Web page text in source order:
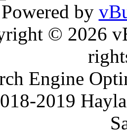
Powered by
© 2026
Engine
2019